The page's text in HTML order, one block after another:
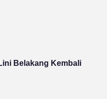
Belakang Kembali